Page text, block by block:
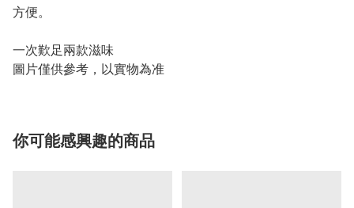
方便。
一次歎足兩款滋味
圖片僅供參考，以實物為准
你可能感興趣的商品